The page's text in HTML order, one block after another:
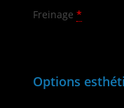
Freinage *
Options